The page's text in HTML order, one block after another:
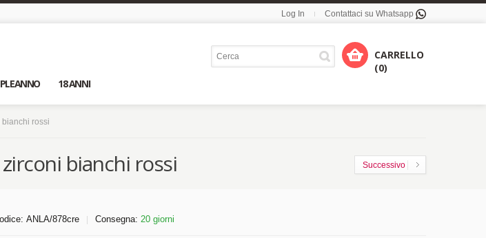
Log In Contattaci su Whatsapp
18 ANNI
CARRELLO
(0)
rossi
Successivo
bianchi rossi
ANLA/878cre Consegna: 20 giorni